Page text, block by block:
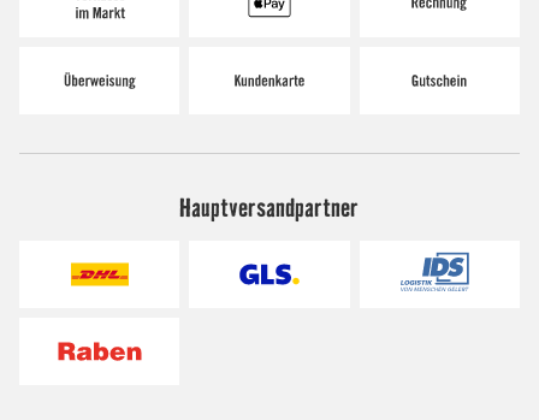
Hauptversandpartner